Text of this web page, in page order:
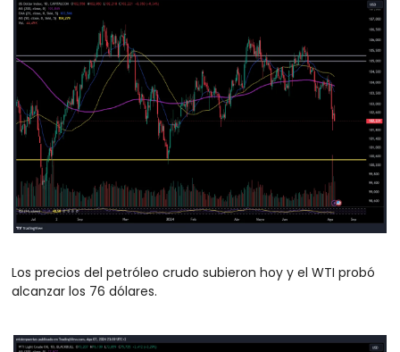
Los precios del petróleo crudo subieron hoy y el WTI probó
alcanzar los 76 dólares.